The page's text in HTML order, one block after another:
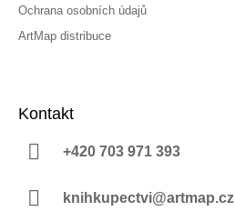
Ochrana osobních údajů
ArtMap distribuce
Kontakt
+420 703 971 393
knihkupectvi@artmap.cz